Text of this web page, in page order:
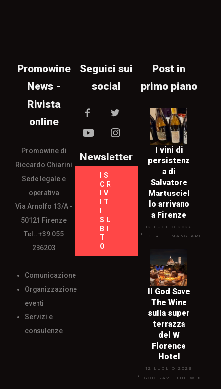
Promowine
News -
Rivista
online
Promowine di
Riccardo Chiarini
Sede legale e
operativa
Via Arnolfo 13/A -
50121 Firenze
Tel.: +39 055
286203
Comunicazione
Organizzazione
eventi
Servizi e
consulenze
Seguici sui
social
Newsletter
IS
CR
IV
IT
SU
BI
T
O
Post in
primo piano
I vini di
persistenz
a di
Salvatore
Martusciel
lo arrivano
a Firenze
12 LUGLIO 2026
BERE E MANGIARE
Il God Save
The Wine
sulla super
terrazza
del W
Florence
Hotel
12 LUGLIO 2026
GOD SAVE THE WINE